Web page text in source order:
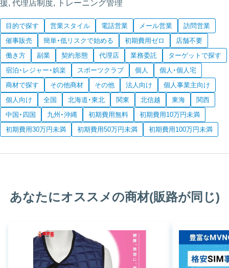
援, 代理店制度, トレーニング管理
目的で探す 営業スタイル 電話営業 メール営業
訪問営業
催事販売
簡単・低リスクで始める 初期費用ゼロ
店舗不要
働き方
副業 契約形態 代理店 業務委託
ターゲットで探す
宿泊・レジャー・娯楽
スポーツクラブ 個人
個人・個人宅
商材で探す
その他商材 その他 法人向け
個人事業主向け
個人向け
全国 北海道・東北 関東 北信越 東海
関西
中国・四国
九州・沖縄 初期費用無料
初期費用10万円未満
初期費用30万円未満
初期費用50万円未満 初期費用100万円未満
あなたにオススメの商材(販路が同じ)